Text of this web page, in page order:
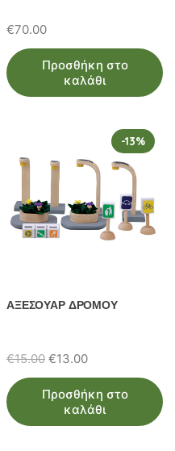
€70.00
Προσθήκη στο
καλάθι
-13%
ΑΞΕΣΟΥΑΡ ΔΡΟΜΟΥ
€15.00 Original
price
was:
€15.00.
€13.00Η
τρέχουσα
τιμή
είναι:
Προσθήκη στο
καλάθι